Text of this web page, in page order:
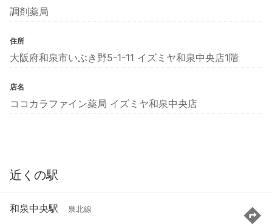
調剤薬局
住所
大阪府和泉市いぶき野5-1-11 イズミヤ和泉中央店1階
店名
ココカラファイン薬局 イズミヤ和泉中央店
近くの駅
和泉中央駅 泉北線